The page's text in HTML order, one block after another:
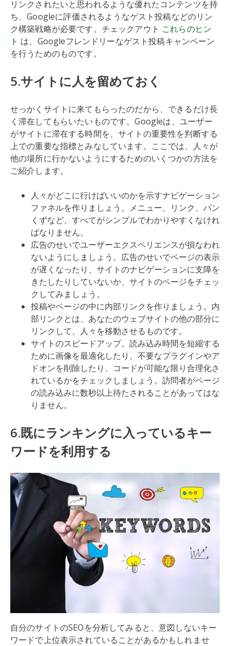
リンクされたいと思われるような優れたコンテンツを持
ち、Googleに評価されるようなゲスト投稿などのリン
ク構築戦略が必要です。チェックアウト これらのヒン
ト は、Googleフレンドリーなゲスト投稿キャンペーン
を行うためのものです。
5.サイトに人を留めておく
せっかくサイトに来てもらったのだから、できるだけ長
く滞在してもらいたいものです。Googleは、ユーザー
がサイトに滞在する時間を、サイトの重要性を判断する
上での重要な指標とみなしています。ここでは、人々が
他の場所に行かないようにするためのいくつかの方法を
ご紹介します。
人々がどこに行けばいいのかを示すナビゲーション
ファネルを作りましょう。メニュー、リンク、パン
くずなど、すべてがシンプルでわかりやすくなけれ
ばなりません。
広告のせいでユーザーエクスペリエンスが損なわれ
ないようにしましょう。広告のせいでページの表示
が遅くなったり、サイトのナビゲーションに支障を
きたしたりしていないか、サイトのページをチェッ
クしてみましょう。
投稿やページの中に内部リンクを作りましょう。内
部リンクとは、あなたのウェブサイトの他の部分に
リンクして、人々を移動させるものです。
サイトのスピードアップ。読み込み時間を短縮する
ために画像を最適化したり、不要なプラグインやア
ドオンを削除したり、コードが可能な限り合理化さ
れているかをチェックしましょう。訪問者がページ
の読み込みに数秒以上待たされることがあってはな
りません。
6.既にランキングに入っているキー
ワードを利用する
自分のサイトのSEOを分析してみると、意図しないキー
ワードで上位表示されていることがあるかもしれませ